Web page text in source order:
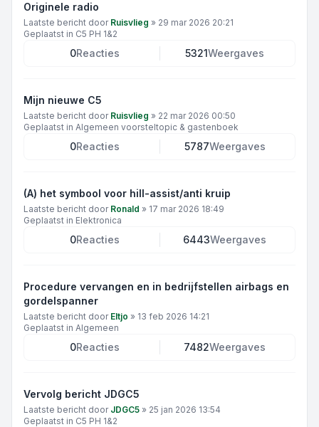
Originele radio
Laatste bericht door Ruisvlieg » 29 mar 2026 20:21
Geplaatst in C5 PH 1&2
0Reacties 5321Weergaves
Mijn nieuwe C5
Laatste bericht door Ruisvlieg » 22 mar 2026 00:50
Geplaatst in Algemeen voorsteltopic & gastenboek
0Reacties 5787Weergaves
(A) het symbool voor hill-assist/anti kruip
Laatste bericht door Ronald » 17 mar 2026 18:49
Geplaatst in Elektronica
0Reacties 6443Weergaves
Procedure vervangen en in bedrijfstellen airbags en
gordelspanner
Laatste bericht door Eltjo » 13 feb 2026 14:21
Geplaatst in Algemeen
0Reacties 7482Weergaves
Vervolg bericht JDGC5
Laatste bericht door JDGC5 » 25 jan 2026 13:54
Geplaatst in C5 PH 1&2